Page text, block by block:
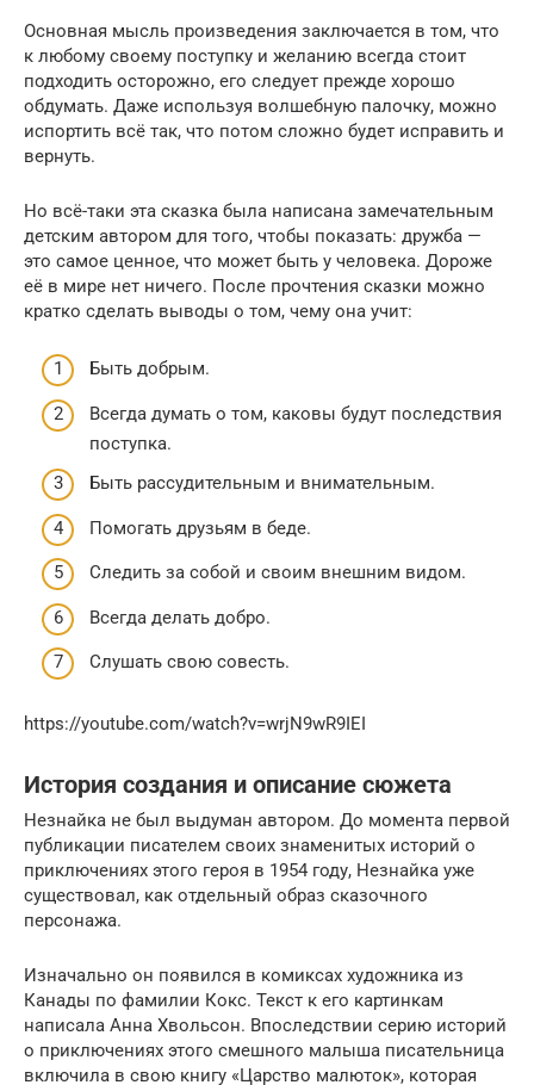
Основная мысль произведения заключается в том, что
к любому своему поступку и желанию всегда стоит
подходить осторожно, его следует прежде хорошо
обдумать. Даже используя волшебную палочку, можно
испортить всё так, что потом сложно будет исправить и
вернуть.
Но всё-таки эта сказка была написана замечательным
детским автором для того, чтобы показать: дружба —
это самое ценное, что может быть у человека. Дороже
её в мире нет ничего. После прочтения сказки можно
кратко сделать выводы о том, чему она учит:
Быть добрым.
Всегда думать о том, каковы будут последствия
поступка.
Быть рассудительным и внимательным.
Помогать друзьям в беде.
Следить за собой и своим внешним видом.
Всегда делать добро.
Слушать свою совесть.
https://youtube.com/watch?v=wrjN9wR9IEI
История создания и описание сюжета
Незнайка не был выдуман автором. До момента первой
публикации писателем своих знаменитых историй о
приключениях этого героя в 1954 году, Незнайка уже
существовал, как отдельный образ сказочного
персонажа.
Изначально он появился в комиксах художника из
Канады по фамилии Кокс. Текст к его картинкам
написала Анна Хвольсон. Впоследствии серию историй
о приключениях этого смешного малыша писательница
включила в свою книгу «Царство малюток», которая